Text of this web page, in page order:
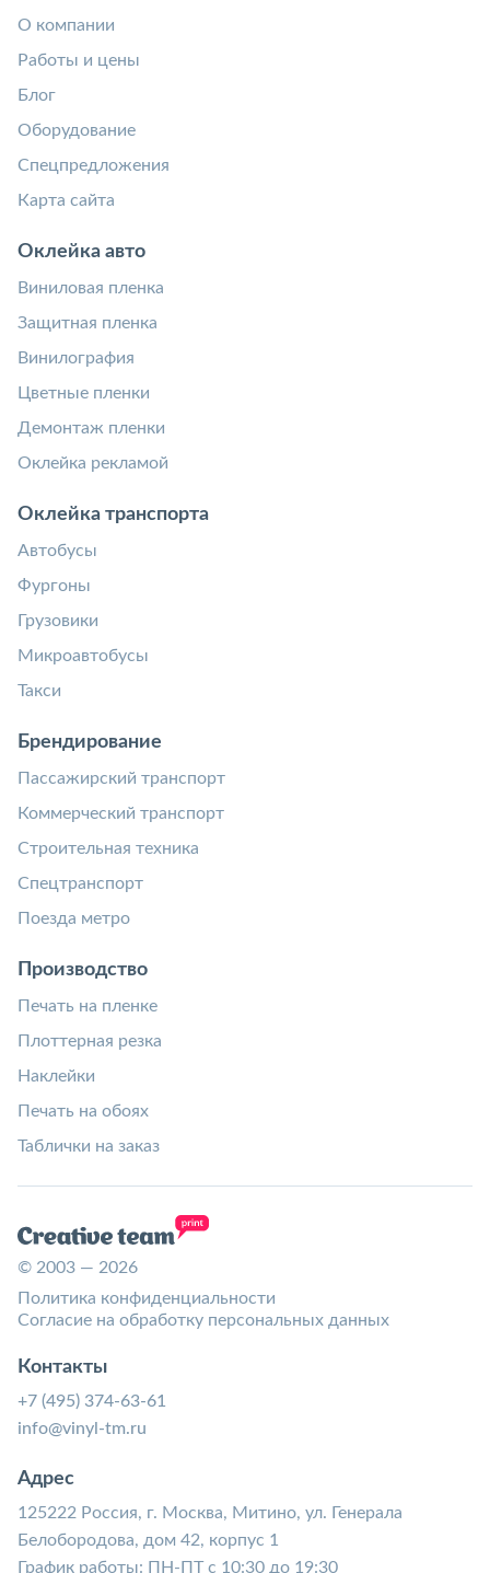
О компании
Работы и цены
Блог
Оборудование
Спецпредложения
Карта сайта
Оклейка авто
Виниловая пленка
Защитная пленка
Винилография
Цветные пленки
Демонтаж пленки
Оклейка рекламой
Оклейка транспорта
Автобусы
Фургоны
Грузовики
Микроавтобусы
Такси
Брендирование
Пассажирский транспорт
Коммерческий транспорт
Строительная техника
Спецтранспорт
Поезда метро
Производство
Печать на пленке
Плоттерная резка
Наклейки
Печать на обоях
Таблички на заказ
© 2003 — 2026
Политика конфиденциальности
Согласие на обработку персональных данных
Контакты
+7 (495) 374-63-61
info@vinyl-tm.ru
Адрес
125222 Россия, г. Москва, Митино, ул. Генерала
Белобородова, дом 42, корпус 1
График работы: ПН-ПТ с 10:30 до 19:30